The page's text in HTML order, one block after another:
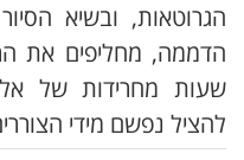
הגרוטאות, ובשיא
הדממה, מחליפים את
שעות מחרידות של
להציל נפשם מידי הצוררים